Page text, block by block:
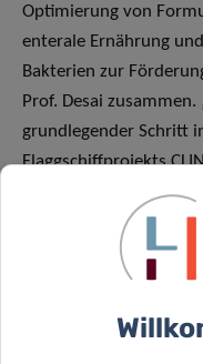
Optimierung von
enterale Ernährung
Bakterien zur
Prof. Desai
grundlegender Schritt
Flaggschiffprojekts
Krankheit einbezieht.
Herausforderung
wertvolle Einblicke,
Behandlung dieser